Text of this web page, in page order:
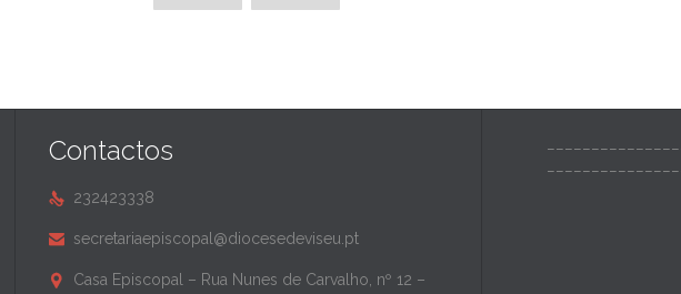
Contactos
 232423338
 secretariaepiscopal@diocesedeviseu.pt

Casa Episcopal – Rua Nunes de Carvalho, nº 12 –